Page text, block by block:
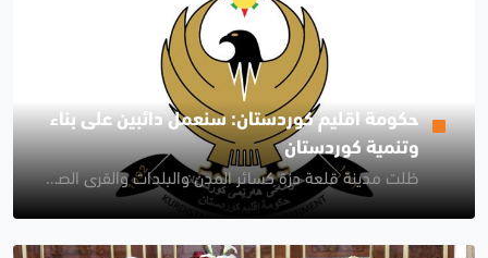
حكومة اقليم كوردستان: سنعمل دائبين على بناء
وتنمية كوردستان
ظلت مدينة قلعة دزة كسائر المدن والبلدات والقرى الصامدة في كورستان